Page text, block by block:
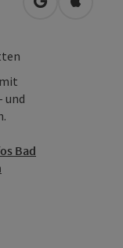
in Google
in
und
Bad